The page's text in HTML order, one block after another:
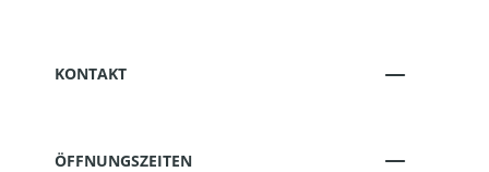
KONTAKT
ÖFFNUNGSZEITEN